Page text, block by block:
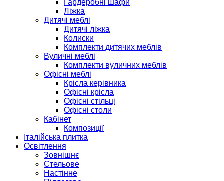
Гардеробні шафи
Ліжка
Дитячі меблі
Дитячі ліжка
Колиски
Комплекти дитячих меблів
Вуличні меблі
Комплекти вуличних меблів
Офісні меблі
Крісла керівника
Офісні крісла
Офісні стільці
Офісні столи
Кабінет
Композиції
Італійська плитка
Освітлення
Зовнішнє
Стельове
Настінне